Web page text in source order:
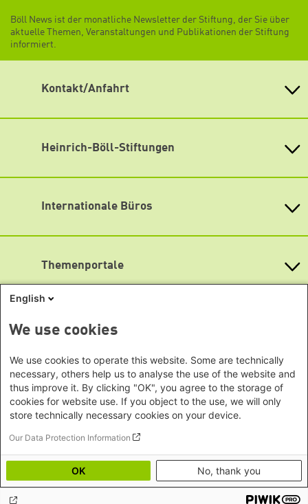
Böll News ist der monatliche Newsletter der Stiftung, der Sie über
aktuelle Themen, Veranstaltungen und Publikationen der Stiftung
informiert.
Kontakt/Anfahrt
Öffnungszeiten
Barrierefreiheit
Heinrich-Böll-Stiftungen
Heinrich-Böll-Stiftungen in den
Baden-Württemberg
Mecklenburg-Vorpommern
Niedersachsen
Nordrhein-Westfalen
Rheinland-Pfalz
Sachsen-Anhalt
Schleswig-Holstein
Internationale Büros
Büro Neu-Delhi - Indien
Büro Phnom Penh - Kambodscha
Büro Südostasien
Dialog
Büro Horn von Afrika -
Somalia/Somaliland, Sudan,
Äthiopien
Büro Nairobi - Kenia, Uganda,
Tansania
Büro Abuja - Nigeria
Büro Dakar - Senegal
Büro Kapstadt - Südafrika, Namibia,
Themenportale
Heimatkunde
Gunda-Werner-Institut
Archiv Grünes Gedächtnis
Studienwerk
Mediatheken
Antifeminismus begegnen
Gender Mediathek
Grüne Websites
Bündnis 90 / Die Grünen
Bundestagsfraktion
European Greens
Green European Foundation
Social Links
LinkedIn
English
We use cookies
We use cookies to operate this website. Some are technically
necessary, others help us to analyse the use of the website and
thus improve it. By clicking "OK", you agree to the storage of
cookies for website use. If you object to the use, we will only
store technically necessary cookies on your device.
Our Data Protection Information
OK No, thank you